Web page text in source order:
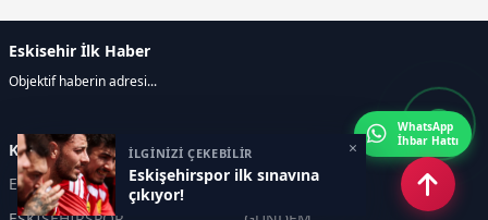
İLGİNİZİ ÇEKEBİLİR
Eskişehirspor ilk sınavına
çıkıyor!
×
Eskisehir İlk Haber
Objektif haberin adresi...
Kategoriler
ESKİŞEHİR
GENEL
WhatsApp
İhbar Hattı